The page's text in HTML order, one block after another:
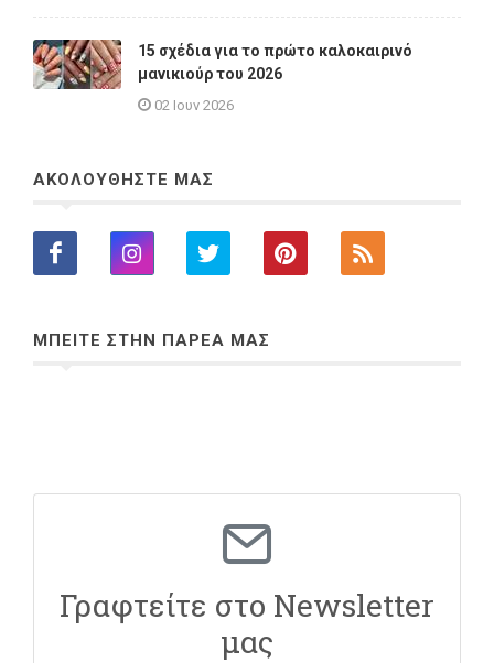
15 σχέδια για το πρώτο καλοκαιρινό
μανικιούρ του 2026
02 Ιουν 2026
ΑΚΟΛΟΥΘΗΣΤΕ ΜΑΣ
ΜΠΕΙΤΕ ΣΤΗΝ ΠΑΡΕΑ ΜΑΣ
Γραφτείτε στο Newsletter
μας